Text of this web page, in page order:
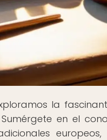
la
en el